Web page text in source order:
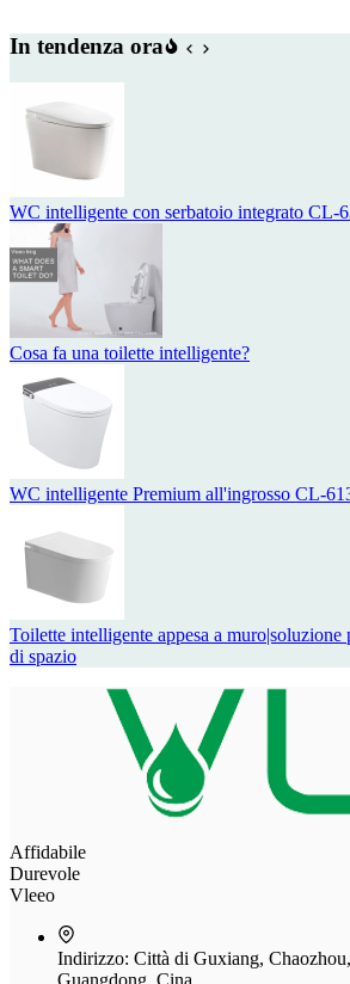
In tendenza ora
WC intelligente con serbatoio integrato CL-
Cosa fa una toilette intelligente?
WC intelligente Premium all'ingrosso CL-
Toilette intelligente appesa a
di spazio
Affidabile
Durevole
Vleeo
Indirizzo: Città di Guxiang,
Guangdong, Cina